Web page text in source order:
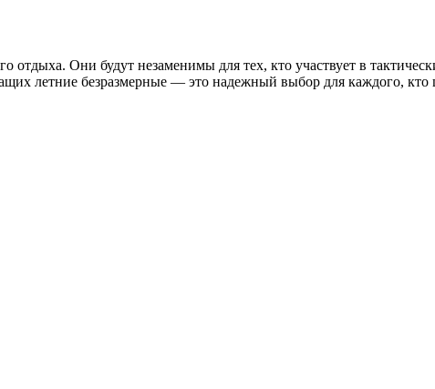
Они будут незаменимы для тех, кто участвует в
летние безразмерные — это надежный выбор для каждого,